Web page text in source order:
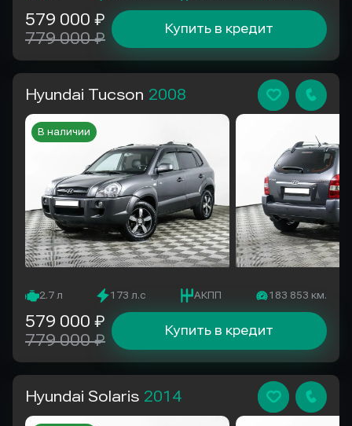
Купить в кредит
579 000 ₽
779 000 ₽
Hyundai Tucson 2008
2.7 л 173 л.с АКПП 183 853 км.
В наличии
Купить в кредит
579 000 ₽
779 000 ₽
Hyundai Solaris 2014